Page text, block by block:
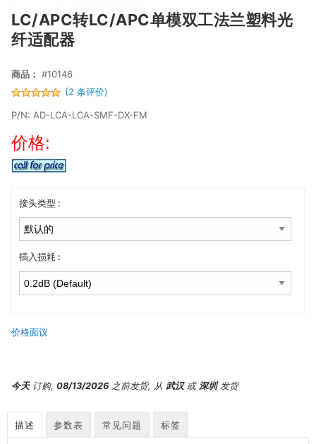
LC/APC转LC/APC单模双工法兰塑料光
纤适配器
商品： #10146
(2 条评价)
P/N: AD-LCA-LCA-SMF-DX-FM
价格:
接头类型 :
插入损耗 :
价格面议
今天订购,08/13/2026 之前发货, 从武汉或 深圳发货
描述 参数表 常见问题 标签